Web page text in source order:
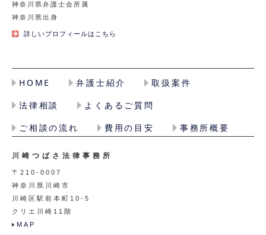
神奈川県弁護士会所属
神奈川県出身
詳しいプロフィールはこちら
HOME 弁護士紹介
取扱案件
法律相談
よくあるご質問
ご相談の流れ
費用の目安 事務所概要
川崎つばさ法律事務所
〒210-0007
神奈川県川崎市
川崎区駅前本町10-5
クリエ川崎11階
MAP